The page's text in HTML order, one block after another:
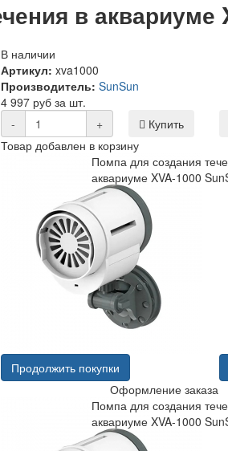
в аквариуме
В наличии
Артикул: xva1000
Производитель: SunSun
4 997 руб за шт.
-
+ Купить
Товар добавлен в корзину
Помпа для создания
аквариуме XVA-1000
Продолжить покупки
Оформление заказа
Помпа для создания
аквариуме XVA-1000